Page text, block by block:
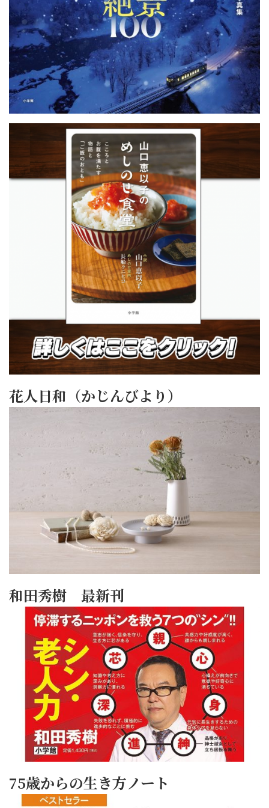
花人日和（かじんびより）
和田秀樹 最新刊
75歳からの生き方ノート